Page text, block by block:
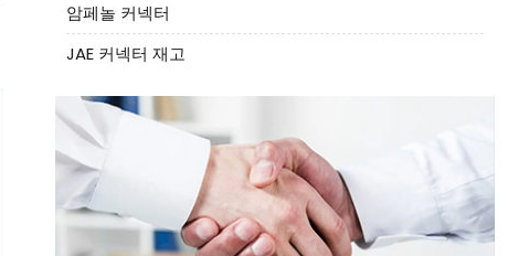
암페놀 커넥터
JAE 커넥터 재고